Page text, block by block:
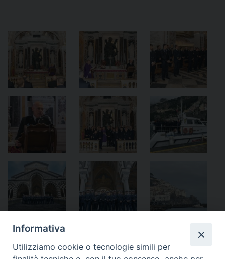
Informativa
Utilizziamo cookie o tecnologie simili per